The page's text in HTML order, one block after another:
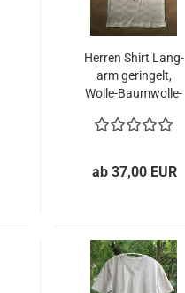
Her­ren Shirt Lang­
arm ge­rin­gelt,
Wolle-​​Baumwolle-​
ab 37,00 EUR